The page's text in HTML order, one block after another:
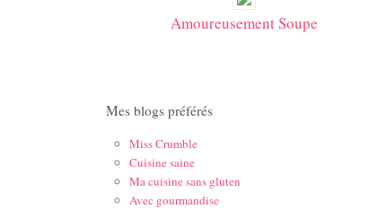
Amoureusement Soupe
Mes blogs préférés
Miss Crumble
Cuisine saine
Ma cuisine sans gluten
Avec gourmandise